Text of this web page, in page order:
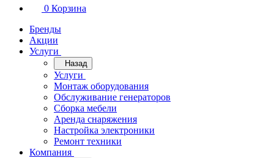
0 Корзина
Бренды
Акции
Услуги
Назад
Услуги
Монтаж оборудования
Обслуживание генераторов
Сборка мебели
Аренда снаряжения
Настройка электроники
Ремонт техники
Компания